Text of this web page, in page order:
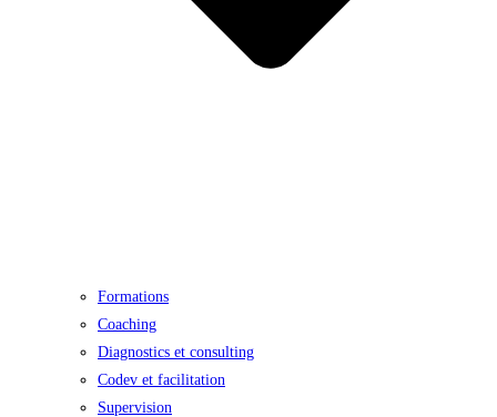
Formations
Coaching
Diagnostics et consulting
Codev et facilitation
Supervision